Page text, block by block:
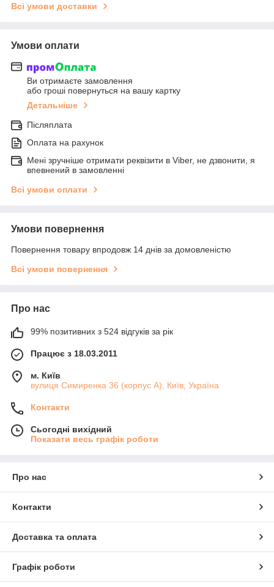
Всі умови доставки
Умови оплати
Ви отримаєте замовлення
або гроші повернуться на вашу картку
Детальніше
Післяплата
Оплата на рахунок
Мені зручніше отримати реквізити в Viber, не дзвонити, я
впевнений в замовленні
Всі умови оплати
Умови повернення
Повернення товару впродовж 14 днів за домовленістю
Всі умови повернення
Про нас
99% позитивних з 524 відгуків за рік
Працює з 18.03.2011
м. Київ
вулиця Симиренка 36 (корпус А), Київ, Україна
Контакти
Сьогодні вихідний
Показати весь графік роботи
Про нас
Контакти
Доставка та оплата
Графік роботи